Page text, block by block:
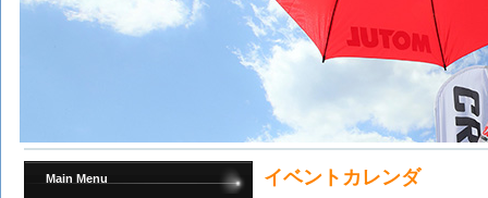
Main Menu イベントカレンダ